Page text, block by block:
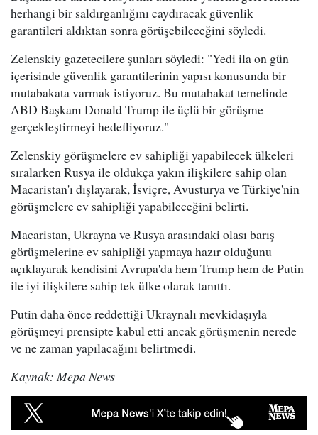
herhangi bir saldırganlığını caydıracak güvenlik
garantileri aldıktan sonra görüşebileceğini söyledi.
Zelenskiy gazetecilere şunları söyledi: "Yedi ila on gün
içerisinde güvenlik garantilerinin yapısı konusunda bir
mutabakata varmak istiyoruz. Bu mutabakat temelinde
ABD Başkanı Donald Trump ile üçlü bir görüşme
gerçekleştirmeyi hedefliyoruz."
Zelenskiy görüşmelere ev sahipliği yapabilecek ülkeleri
sıralarken Rusya ile oldukça yakın ilişkilere sahip olan
Macaristan'ı dışlayarak, İsviçre, Avusturya ve Türkiye'nin
görüşmelere ev sahipliği yapabileceğini belirti.
Macaristan, Ukrayna ve Rusya arasındaki olası barış
görüşmelerine ev sahipliği yapmaya hazır olduğunu
açıklayarak kendisini Avrupa'da hem Trump hem de Putin
ile iyi ilişkilere sahip tek ülke olarak tanıttı.
Putin daha önce reddettiği Ukraynalı mevkidaşıyla
görüşmeyi prensipte kabul etti ancak görüşmenin nerede
ve ne zaman yapılacağını belirtmedi.
Kaynak: Mepa News